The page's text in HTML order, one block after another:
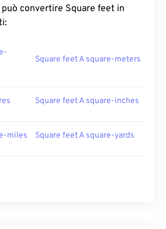
convertire Square feet in
Square feet A square-meters
Square feet A square-inches
miles Square feet A square-yards